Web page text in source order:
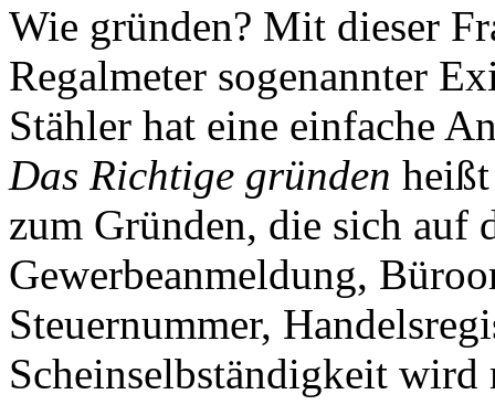
Wie gründen? Mit dieser
Regalmeter sogenannter
Stähler hat eine einfache
Das Richtige gründen
zum Gründen, die sich auf
Gewerbeanmeldung,
Steuernummer,
Scheinselbständigkeit